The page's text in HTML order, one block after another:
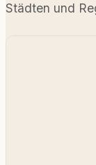
Städten und